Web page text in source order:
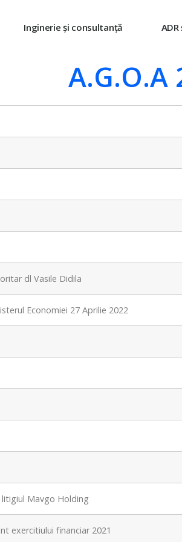
Inginerie și consultanță ADR
dl Vasile Didila
Economiei 27 Aprilie 2022
Mavgo Holding
exercitiului financiar 2021